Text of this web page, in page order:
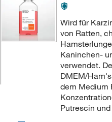
Wird für
von Ratten,
Kaninchen-
verwendet.
DMEM/
dem Medium
Putrescin